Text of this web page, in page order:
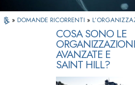
» DOMANDE RICORRENTI »
COSA SONO LE
ORGANIZZAZIONI
AVANZATE E
SAINT HILL?